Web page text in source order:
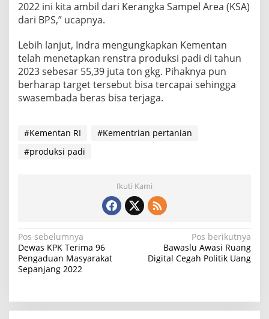
2022 ini kita ambil dari Kerangka Sampel Area (KSA)
dari BPS,” ucapnya.
Lebih lanjut, Indra mengungkapkan Kementan
telah menetapkan renstra produksi padi di tahun
2023 sebesar 55,39 juta ton gkg. Pihaknya pun
berharap target tersebut bisa tercapai sehingga
swasembada beras bisa terjaga.
#Kementan RI
#Kementrian pertanian
#produksi padi
Ikuti Kami
N
a
v
g
Pos sebelumnya
Dewas KPK Terima 96
Pengaduan Masyarakat
Sepanjang 2022
Pos berikutnya
Bawaslu Awasi Ruang
Digital Cegah Politik Uang